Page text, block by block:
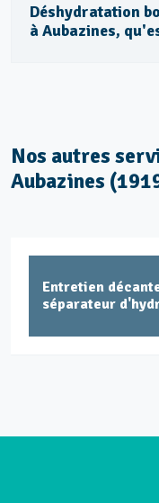
Déshydratation
à Aubazines,
Nos autres
Aubazines
Entretien
séparateur